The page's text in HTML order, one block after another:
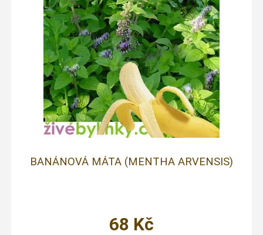
BANÁNOVÁ MÁTA (MENTHA ARVENSIS)
68 Kč